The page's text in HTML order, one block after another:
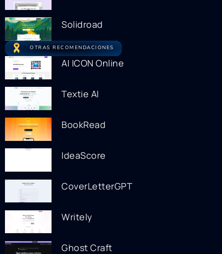
Solidroad
OTRAS RECOMENDACIONES
AI ICON Online
Textie AI
BookRead
IdeaScore
CoverLetterGPT
Writely
Ghost Craft